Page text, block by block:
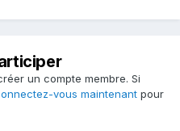
un compte membre. Si
vous maintenant pour